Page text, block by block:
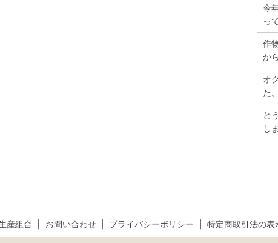
今
っ
作
か
オ
た。
と
し
産組合 お問い合わせ プライバシーポリシー 特定商取引法の表